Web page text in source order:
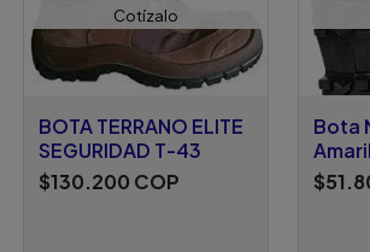
Cotízalo
BOTA TERRANO ELITE
SEGURIDAD T-43
$130.200 COP
Bota